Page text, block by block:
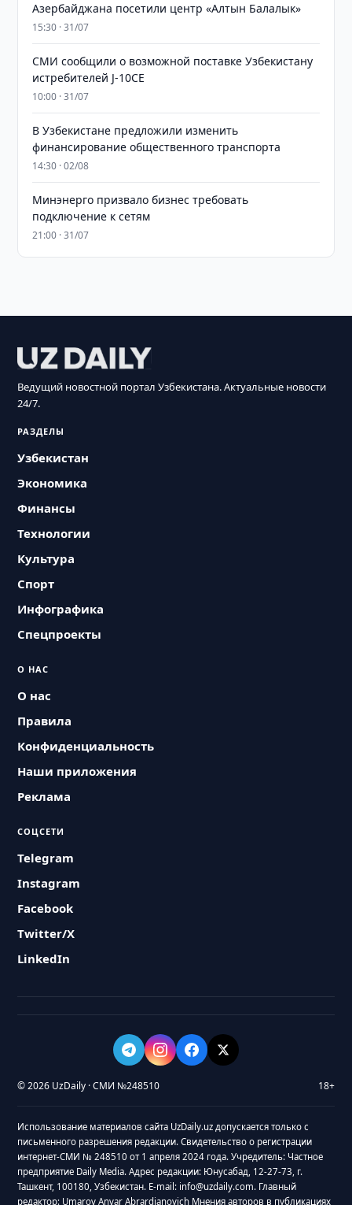
Азербайджана посетили центр «Алтын Балалык»
15:30 · 31/07
СМИ сообщили о возможной поставке Узбекистану
истребителей J-10CE
10:00 · 31/07
В Узбекистане предложили изменить
финансирование общественного транспорта
14:30 · 02/08
Минэнерго призвало бизнес требовать
подключение к сетям
21:00 · 31/07
Ведущий новостной портал Узбекистана. Актуальные новости
24/7.
РАЗДЕЛЫ
Узбекистан
Экономика
Финансы
Технологии
Культура
Спорт
Инфографика
Спецпроекты
О НАС
О нас
Правила
Конфиденциальность
Наши приложения
Реклама
СОЦСЕТИ
Telegram
Instagram
Facebook
Twitter/X
LinkedIn
© 2026 UzDaily · СМИ №248510 18+
Использование материалов сайта UzDaily.uz допускается только с
письменного разрешения редакции. Свидетельство о регистрации
интернет-СМИ № 248510 от 1 апреля 2024 года. Учредитель: Частное
предприятие Daily Media. Адрес редакции: Юнусабад, 12-27-73, г.
Ташкент, 100180, Узбекистан. E-mail: info@uzdaily.com. Главный
редактор: Umarov Anvar Abrardjanovich Мнения авторов в публикациях